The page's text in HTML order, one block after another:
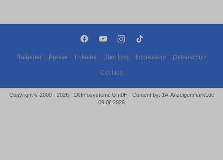
Ratgeber Presse Lokales Über Uns Impressum Datenschutz
Cookies
Copyright © 2000 - 2026 | 1A Infosysteme GmbH | Content by: 1A-Anzeigenmarkt.de
09.08.2026